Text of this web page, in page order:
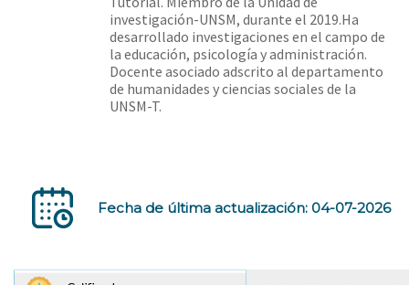
investigación-UNSM, durante el 2019.Ha
desarrollado investigaciones en el campo de
la educación, psicología y administración.
Docente asociado adscrito al departamento
de humanidades y ciencias sociales de la
UNSM-T.
Fecha de última actualización: 04-07-2026